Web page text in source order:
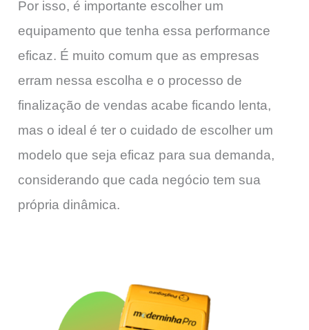
Por isso, é importante escolher um
equipamento que tenha essa performance
eficaz. É muito comum que as empresas
erram nessa escolha e o processo de
finalização de vendas acabe ficando lenta,
mas o ideal é ter o cuidado de escolher um
modelo que seja eficaz para sua demanda,
considerando que cada negócio tem sua
própria dinâmica.